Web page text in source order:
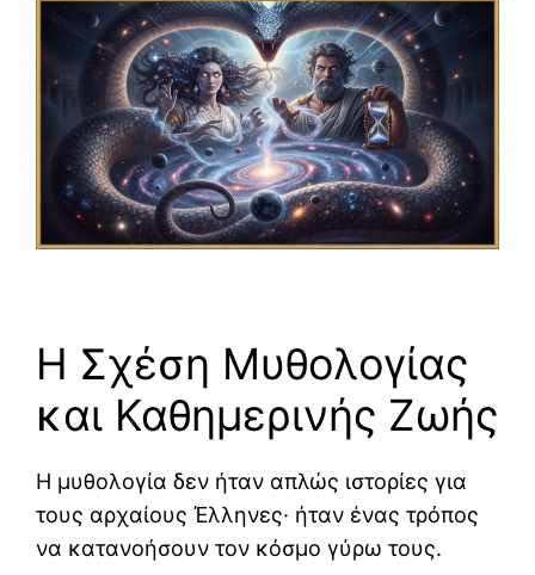
Η Σχέση Μυθολογίας
και Καθημερινής Ζωής
Η μυθολογία δεν ήταν απλώς ιστορίες για
τους αρχαίους Έλληνες· ήταν ένας τρόπος
να κατανοήσουν τον κόσμο γύρω τους.